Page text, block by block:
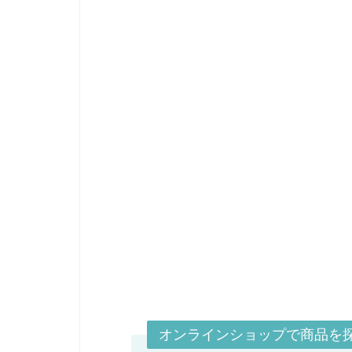
オンラインショップで商品を